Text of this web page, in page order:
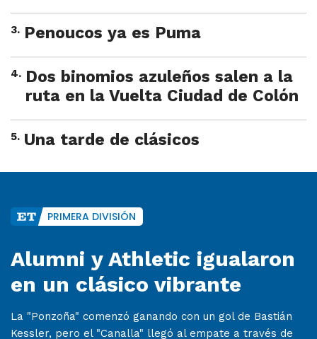
3. Penoucos ya es Puma
4. Dos binomios azuleños salen a la
ruta en la Vuelta Ciudad de Colón
5. Una tarde de clásicos
PRIMERA DIVISIÓN
Alumni y Athletic igualaron
en un clásico vibrante
La "Ponzoña" comenzó ganando con un gol de Bastián
Kessler, pero el "Canalla" llegó al empate a través de